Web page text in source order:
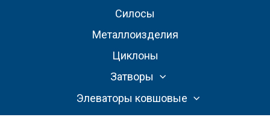
Силосы
Металлоизделия
Циклоны
Затворы
Элеваторы ковшовые